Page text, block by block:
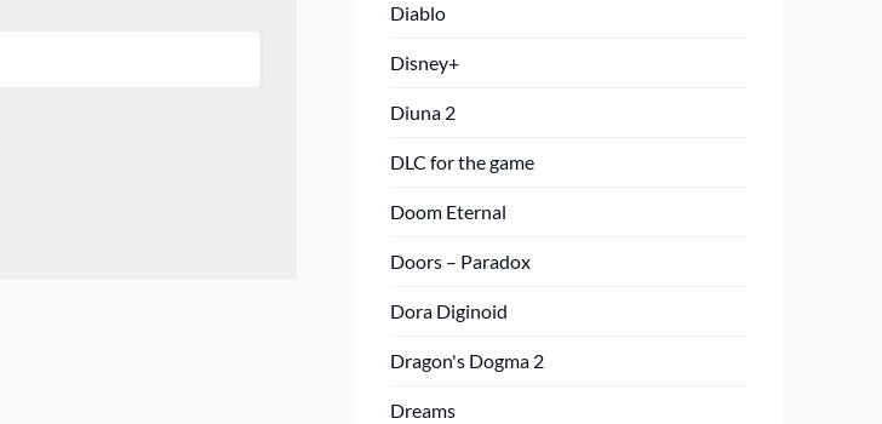
Diablo
Disney+
Diuna 2
DLC for the game
Doom Eternal
Doors – Paradox
Dora Diginoid
Dragon's Dogma 2
Dreams